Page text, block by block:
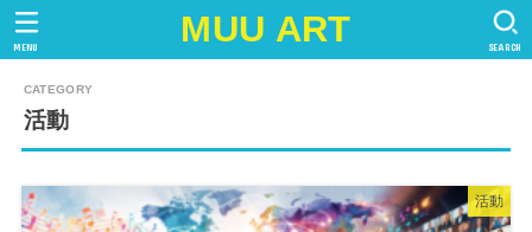
MUU ART SEARCH
MENU
活動
活動